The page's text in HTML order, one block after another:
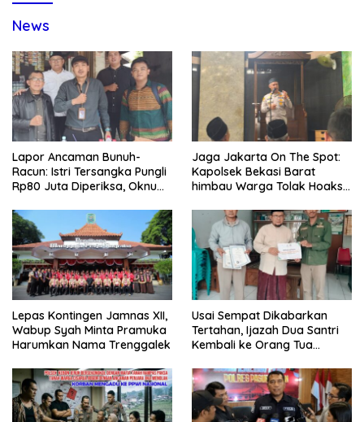
News
Lapor Ancaman Bunuh-
Racun: Istri Tersangka Pungli
Rp80 Juta Diperiksa, Oknum
Disdagperin
Jaga Jakarta On The Spot:
Kapolsek Bekasi Barat
himbau Warga Tolak Hoaks
Sholat Jumat
Lepas Kontingen Jamnas XII,
Wabup Syah Minta Pramuka
Harumkan Nama Trenggalek
Usai Sempat Dikabarkan
Tertahan, Ijazah Dua Santri
Kembali ke Orang Tua